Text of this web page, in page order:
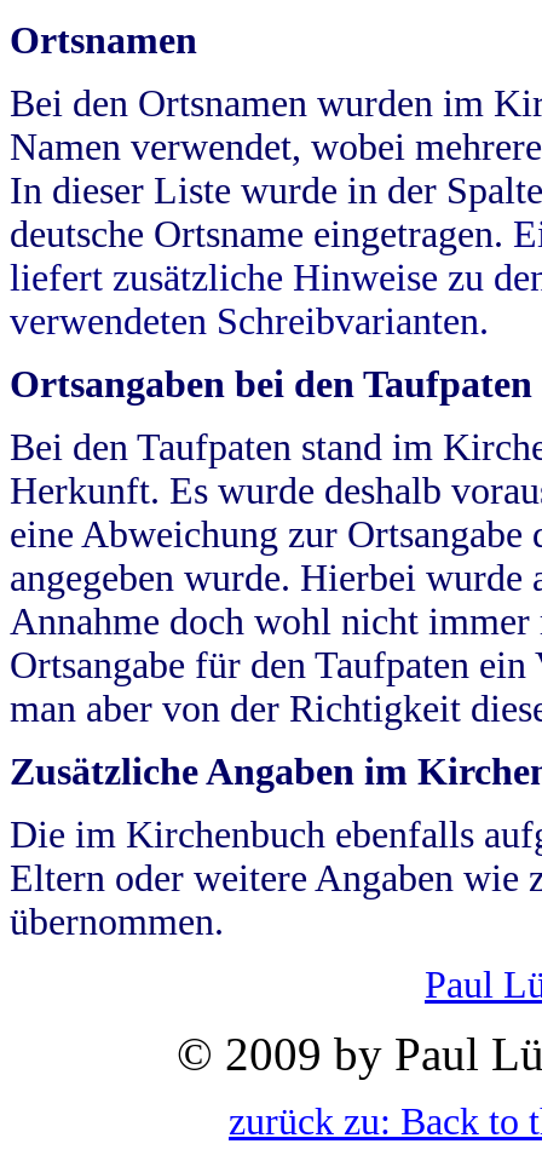
Ortsnamen
Bei den Ortsnamen wurden im
Namen verwendet, wobei
In dieser Liste wurde in der
deutsche Ortsname eingetragen.
liefert zusätzliche Hinweise zu
verwendeten Schreibvarianten.
Ortsangaben bei den Taufpaten
Bei den Taufpaten stand im
Herkunft. Es wurde deshalb
eine Abweichung zur
angegeben wurde. Hierbei wurde
Annahme doch wohl nicht
Ortsangabe für den Taufpaten
man aber von der Richtigkeit
Zusätzliche Angaben im
Die im Kirchenbuch ebenfalls
Eltern oder weitere Angaben wie
übernommen.
Paul
© 2009 by Paul
zurück zu: Back to